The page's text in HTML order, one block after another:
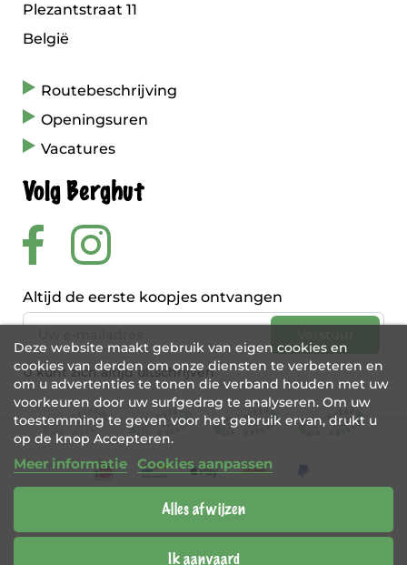
Plezantstraat 11
België
Routebeschrijving
Openingsuren
Vacatures
Volg Berghut
Altijd de eerste koopjes ontvangen
U kunt zich altijd uitschrijven
Deze website maakt gebruik van eigen cookies en
cookies van derden om onze diensten te verbeteren en
om u advertenties te tonen die verband houden met uw
voorkeuren door uw surfgedrag te analyseren. Om uw
toestemming te geven voor het gebruik ervan, drukt u
op de knop Accepteren.
Meer informatie Cookies aanpassen
Alles afwijzen
Ik aanvaard
BE 0456 421 721
Webshop doorTajriba